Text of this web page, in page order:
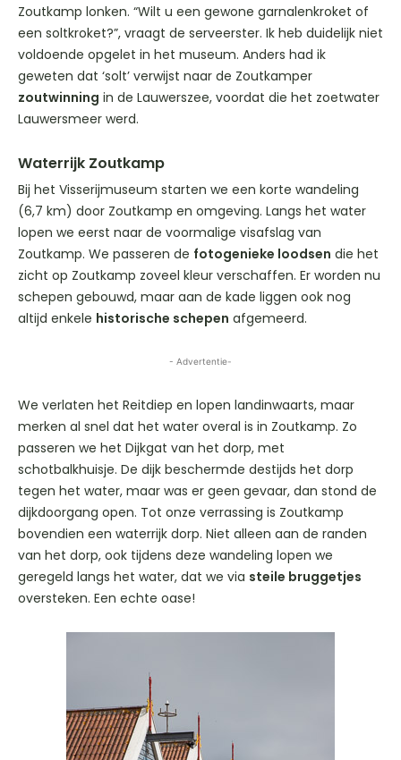
Zoutkamp lonken. “Wilt u een gewone garnalenkroket of
een soltkroket?”, vraagt de serveerster. Ik heb duidelijk niet
voldoende opgelet in het museum. Anders had ik
geweten dat ‘solt’ verwijst naar de Zoutkamper
zoutwinning in de Lauwerszee, voordat die het zoetwater
Lauwersmeer werd.
Waterrijk Zoutkamp
Bij het Visserijmuseum starten we een korte wandeling
(6,7 km) door Zoutkamp en omgeving. Langs het water
lopen we eerst naar de voormalige visafslag van
Zoutkamp. We passeren de fotogenieke loodsen die het
zicht op Zoutkamp zoveel kleur verschaffen. Er worden nu
schepen gebouwd, maar aan de kade liggen ook nog
altijd enkele historische schepen afgemeerd.
- Advertentie-
We verlaten het Reitdiep en lopen landinwaarts, maar
merken al snel dat het water overal is in Zoutkamp. Zo
passeren we het Dijkgat van het dorp, met
schotbalkhuisje. De dijk beschermde destijds het dorp
tegen het water, maar was er geen gevaar, dan stond de
dijkdoorgang open. Tot onze verrassing is Zoutkamp
bovendien een waterrijk dorp. Niet alleen aan de randen
van het dorp, ook tijdens deze wandeling lopen we
geregeld langs het water, dat we via steile bruggetjes
oversteken. Een echte oase!